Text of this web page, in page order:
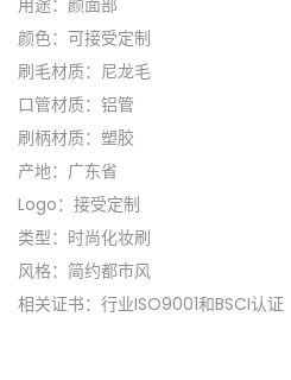
用途：颜面部
颜色：可接受定制
刷毛材质：尼龙毛
口管材质：铝管
刷柄材质：塑胶
产地：广东省
Logo：接受定制
类型：时尚化妆刷
风格：简约都市风
相关证书：行业ISO9001和BSCI认证